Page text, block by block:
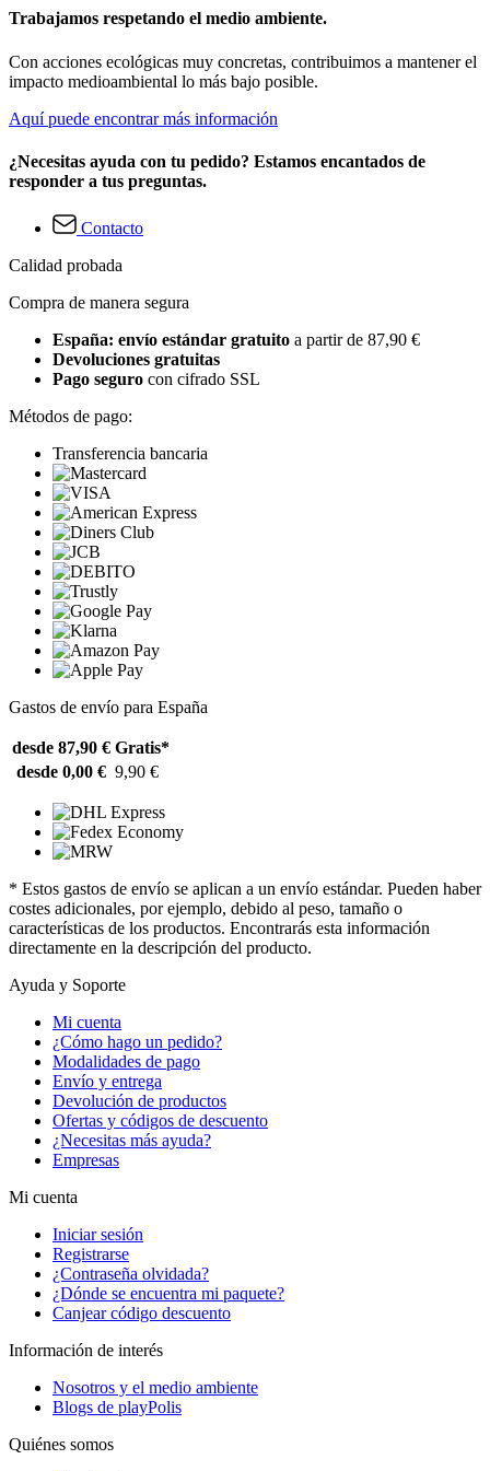
Trabajamos respetando el medio ambiente.
Con acciones ecológicas muy concretas, contribuimos a mantener el
impacto medioambiental lo más bajo posible.
Aquí puede encontrar más información
¿Necesitas ayuda con tu pedido? Estamos encantados de
responder a tus preguntas.
Contacto
Calidad probada
Compra de manera segura
España: envío estándar gratuito a partir de 87,90 €
Devoluciones gratuitas
Pago seguro con cifrado SSL
Métodos de pago:
Transferencia bancaria
Gastos de envío para España
desde 87,90 € Gratis*
desde 0,00 € 9,90 €
* Estos gastos de envío se aplican a un envío estándar. Pueden haber
costes adicionales, por ejemplo, debido al peso, tamaño o
características de los productos. Encontrarás esta información
directamente en la descripción del producto.
Ayuda y Soporte
Mi cuenta
¿Cómo hago un pedido?
Modalidades de pago
Envío y entrega
Devolución de productos
Ofertas y códigos de descuento
¿Necesitas más ayuda?
Empresas
Mi cuenta
Iniciar sesión
Registrarse
¿Contraseña olvidada?
¿Dónde se encuentra mi paquete?
Canjear código descuento
Información de interés
Nosotros y el medio ambiente
Blogs de playPolis
Quiénes somos